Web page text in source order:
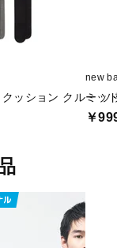
ッション クルー ソ
new
ミッ
￥